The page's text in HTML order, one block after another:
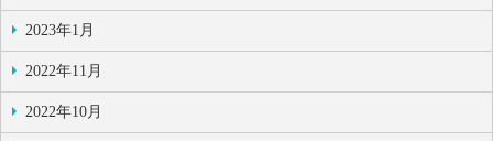
2023年1月
2022年11月
2022年10月